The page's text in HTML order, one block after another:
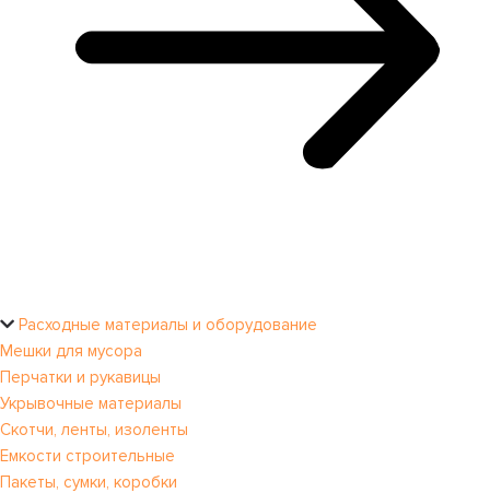
Расходные материалы и оборудование
Мешки для мусора
Перчатки и рукавицы
Укрывочные материалы
Скотчи, ленты, изоленты
Емкости строительные
Пакеты, сумки, коробки